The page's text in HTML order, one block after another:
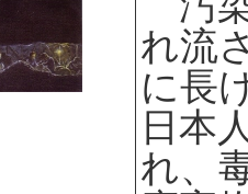
れ流
に長
日本
れ、